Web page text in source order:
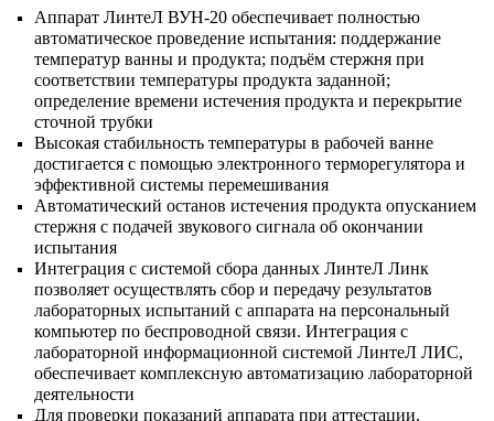
Аппарат ЛинтеЛ ВУН-20 обеспечивает полностью
автоматическое проведение испытания: поддержание
температур ванны и продукта; подъём стержня при
соответствии температуры продукта заданной;
определение времени истечения продукта и перекрытие
сточной трубки
Высокая стабильность температуры в рабочей ванне
достигается с помощью электронного терморегулятора и
эффективной системы перемешивания
Автоматический останов истечения продукта опусканием
стержня с подачей звукового сигнала об окончании
испытания
Интеграция с системой сбора данных ЛинтеЛ Линк
позволяет осуществлять сбор и передачу результатов
лабораторных испытаний с аппарата на персональный
компьютер по беспроводной связи. Интеграция с
лабораторной информационной системой ЛинтеЛ ЛИС,
обеспечивает комплексную автоматизацию лабораторной
деятельности
Для проверки показаний аппарата при аттестации,